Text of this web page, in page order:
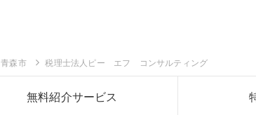
青森市 税理士法人ピー エフ コンサルティング
無料紹介サービス